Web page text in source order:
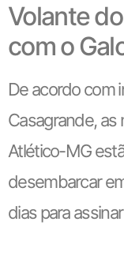
Volante
com o
De acordo com
Casagrande, as
Atlético-MG
desembarcar
dias para